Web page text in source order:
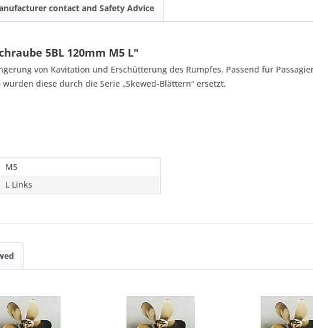
contact and Safety Advice
5BL 120mm M5 L"
von Kavitation und Erschütterung des Rumpfes. Passend für
diese durch die Serie „Skewed-Blättern“ ersetzt.
M5
L Links